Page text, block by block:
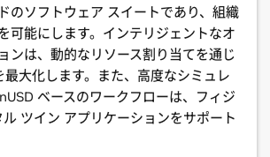
のソフトウェア スイートであり、組織
可能にします。インテリジェントなオ
ンは、動的なリソース割り当てを通じ
最大化します。また、高度なシミュレ
ベースのワークフローは、フィジ
ツイン アプリケーションをサポート